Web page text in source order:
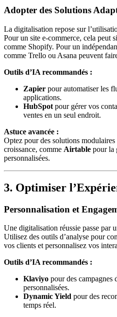
Adopter des Solutions
La digitalisation repose sur
Pour un site e-commerce, cela peut
comme Shopify. Pour un
comme Trello ou Asana peuvent
Outils d’IA recommandés :
Zapier pour automatiser les
applications.
HubSpot pour gérer vos
ventes en un seul endroit.
Astuce avancée :
Optez pour des solutions modulaires
croissance, comme Airtable pour la
personnalisées.
3. Optimiser
Personnalisation et
Une digitalisation réussie passe par
Utilisez des outils d’analyse pour
vos clients et personnalisez vos
Outils d’IA recommandés :
Klaviyo pour des campagnes
personnalisées.
Dynamic Yield pour des
temps réel.